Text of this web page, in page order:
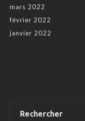
mars 2022
février 2022
janvier 2022